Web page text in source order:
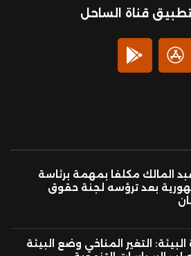
قناة الساحل
المالك مكلفا بمهمة برئاسة
بعد ترؤسه لجنة حقوق
البيئة: التغير المناخي وضع البيئة